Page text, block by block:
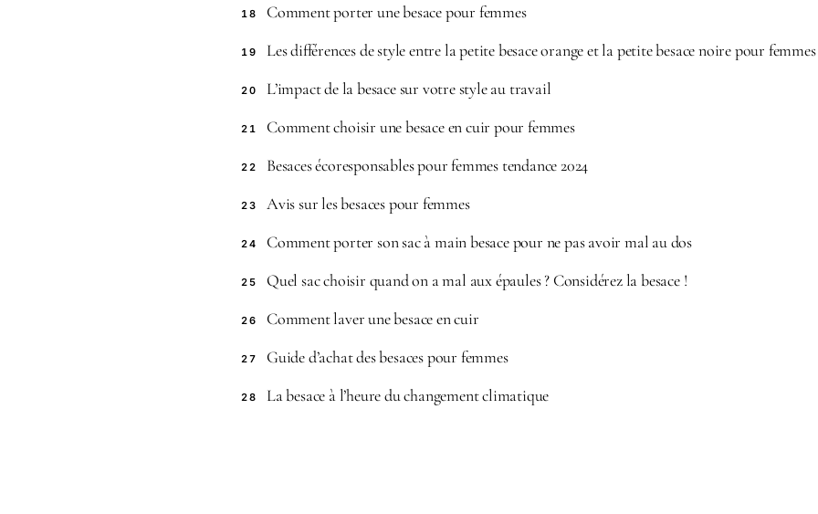
18 Comment porter une besace pour femmes
19 Les différences de style entre la petite besace orange et la petite besace noire pour femmes
20 L’impact de la besace sur votre style au travail
21 Comment choisir une besace en cuir pour femmes
22 Besaces écoresponsables pour femmes tendance 2024
23 Avis sur les besaces pour femmes
24 Comment porter son sac à main besace pour ne pas avoir mal au dos
25 Quel sac choisir quand on a mal aux épaules ? Considérez la besace !
26 Comment laver une besace en cuir
27 Guide d’achat des besaces pour femmes
28 La besace à l’heure du changement climatique